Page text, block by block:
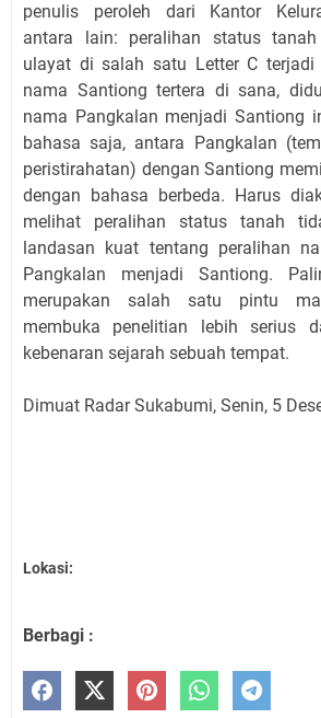
penulis peroleh dari Kantor
antara lain: peralihan status
ulayat di salah satu Letter C
nama Santiong tertera di sana,
nama Pangkalan menjadi Santiong
bahasa saja, antara Pangkalan
peristirahatan) dengan Santiong
dengan bahasa berbeda. Harus
melihat peralihan status tanah
landasan kuat tentang peralihan
Pangkalan menjadi Santiong.
merupakan salah satu pintu
membuka penelitian lebih serius
kebenaran sejarah sebuah tempat.
Dimuat Radar Sukabumi, Senin, 5
Lokasi:
Berbagi :